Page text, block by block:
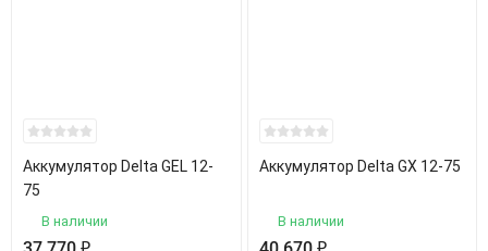
Аккумулятор Delta GEL 12-
75
В наличии
Аккумулятор Delta GX 12-75
В наличии